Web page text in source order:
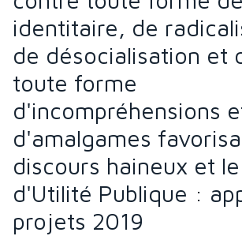
identitaire, de
de désocialisation et
toute forme
d'incompréhensions
d'amalgames
discours haineux et
d'Utilité Publique :
projets 2019